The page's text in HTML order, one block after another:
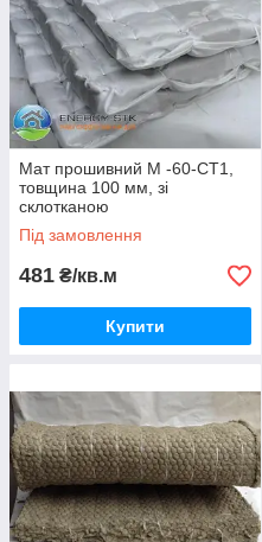
Мат прошивний М -60-СТ1,
товщина 100 мм, зі
склотканою
Під замовлення
481 ₴/кв.м
Купити